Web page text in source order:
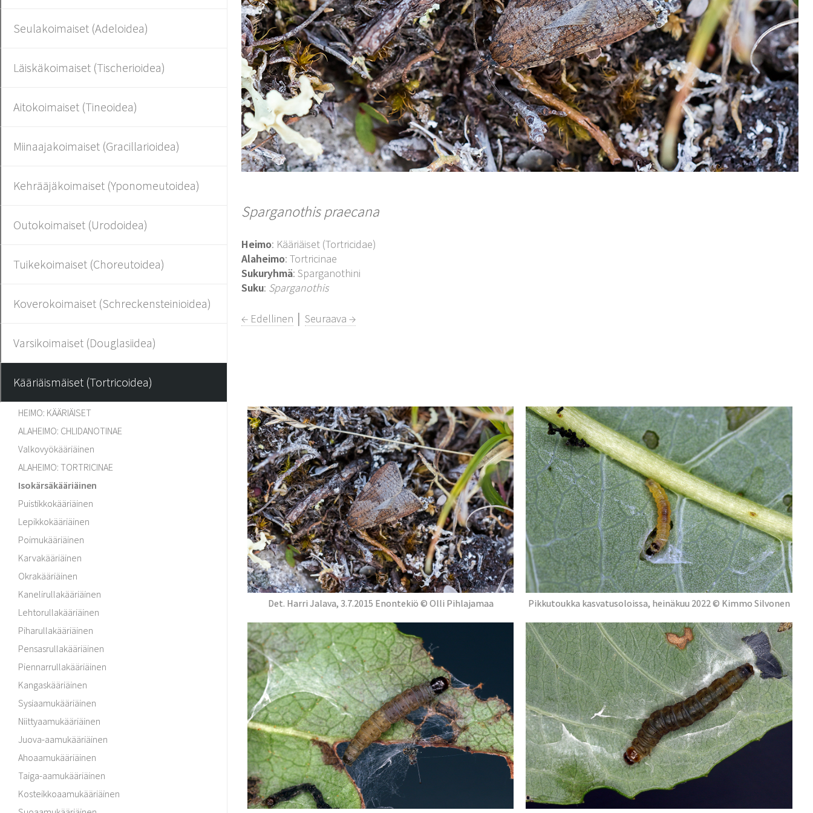
Seulakoimaiset (Adeloidea)
Läiskäkoimaiset (Tischerioidea)
Aitokoimaiset (Tineoidea)
Miinaajakoimaiset (Gracillarioidea)
Kehrääjäkoimaiset (Yponomeutoidea)
Outokoimaiset (Urodoidea)
Tuikekoimaiset (Choreutoidea)
Koverokoimaiset (Schreckensteinioidea)
Varsikoimaiset (Douglasiidea)
Kääriäismäiset (Tortricoidea)
HEIMO: KÄÄRIÄISET
ALAHEIMO: CHLIDANOTINAE
Valkovyökääriäinen
ALAHEIMO: TORTRICINAE
Isokärsäkääriäinen
Puistikkokääriäinen
Lepikkokääriäinen
Poimukääriäinen
Karvakääriäinen
Okrakääriäinen
Kanelirullakääriäinen
Lehtorullakääriäinen
Piharullakääriäinen
Pensasrullakääriäinen
Piennarrullakääriäinen
Kangaskääriäinen
Sysiaamukääriäinen
Niittyaamukääriäinen
Juova-aamukääriäinen
Ahoaamukääriäinen
Taiga-aamukääriäinen
Kosteikkoaamukääriäinen
Sparganothis praecana
Heimo: Kääriäiset (Tortricidae)
Alaheimo: Tortricinae
Sukuryhmä: Sparganothini
Suku: Sparganothis
← Edellinen │Seuraava →
Det. Harri Jalava, 3.7.2015 Enontekiö © Olli Pihlajamaa Pikkutoukka kasvatusoloissa, heinäkuu 2022 © Kimmo Silvonen